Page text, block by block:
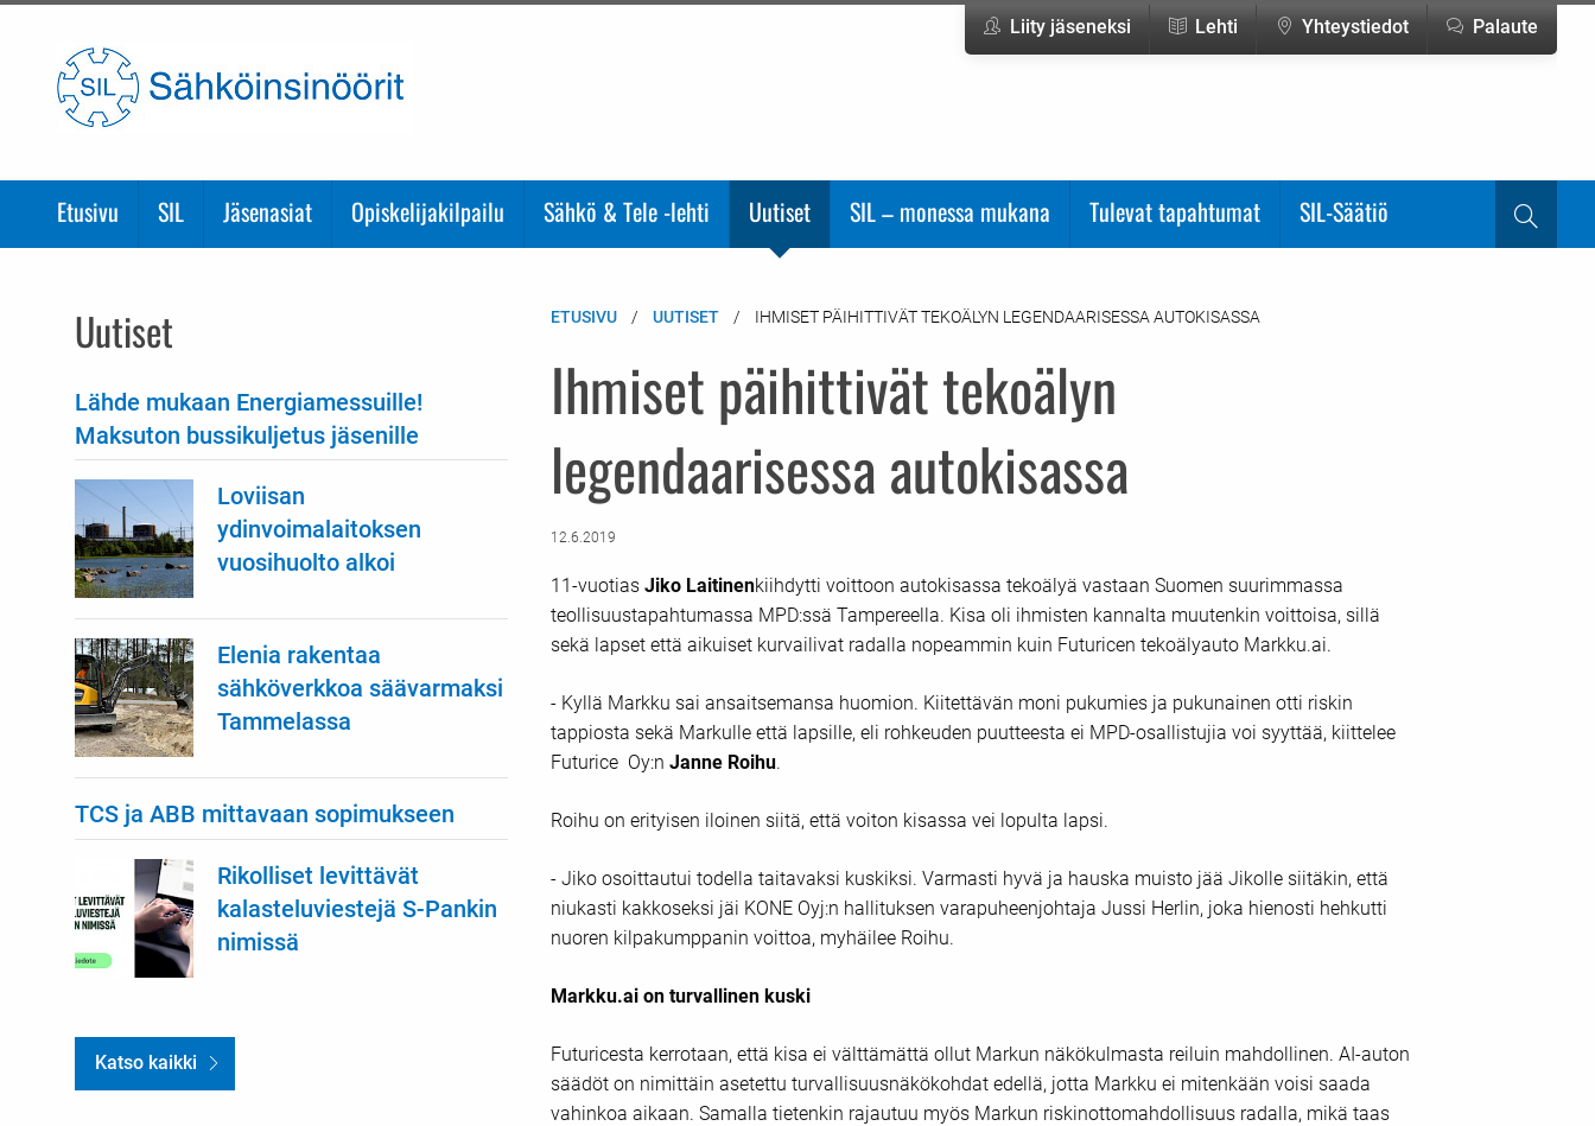
Liity jäseneksi Lehti Yhteystiedot
Palaute
Etusivu SIL Jäsenasiat Opiskelijakilpailu Sähkö & Tele -lehti Uutiset SIL – monessa mukana Tulevat tapahtumat SIL-Säätiö Haku
ETUSIVU UUTISET IHMISET PÄIHITTIVÄT TEKOÄLYN LEGENDAARISESSA AUTOKISASSA
Ihmiset päihittivät tekoälyn
legendaarisessa autokisassa
12.6.2019
11-vuotias Jiko Laitinenkiihdytti voittoon autokisassa tekoälyä vastaan Suomen suurimmassa
teollisuustapahtumassa MPD:ssä Tampereella. Kisa oli ihmisten kannalta muutenkin voittoisa, sillä
sekä lapset että aikuiset kurvailivat radalla nopeammin kuin Futuricen tekoälyauto Markku.ai.
- Kyllä Markku sai ansaitsemansa huomion. Kiitettävän moni pukumies ja pukunainen otti riskin
tappiosta sekä Markulle että lapsille, eli rohkeuden puutteesta ei MPD-osallistujia voi syyttää, kiittelee
Futurice Oy:n Janne Roihu.
Roihu on erityisen iloinen siitä, että voiton kisassa vei lopulta lapsi.
- Jiko osoittautui todella taitavaksi kuskiksi. Varmasti hyvä ja hauska muisto jää Jikolle siitäkin, että
niukasti kakkoseksi jäi KONE Oyj:n hallituksen varapuheenjohtaja Jussi Herlin, joka hienosti hehkutti
nuoren kilpakumppanin voittoa, myhäilee Roihu.
Markku.ai on turvallinen kuski
Futuricesta kerrotaan, että kisa ei välttämättä ollut Markun näkökulmasta reiluin mahdollinen. AI-auton
säädöt on nimittäin asetettu turvallisuusnäkökohdat edellä, jotta Markku ei mitenkään voisi saada
vahinkoa aikaan. Samalla tietenkin rajautuu myös Markun riskinottomahdollisuus radalla, mikä taas
Uutiset
Lähde mukaan Energiamessuille!
Maksuton bussikuljetus jäsenille
Loviisan
ydinvoimalaitoksen
vuosihuolto alkoi
Elenia rakentaa
sähköverkkoa säävarmaksi
Tammelassa
TCS ja ABB mittavaan sopimukseen
Rikolliset levittävät
kalasteluviestejä S-Pankin
nimissä
Katso kaikki